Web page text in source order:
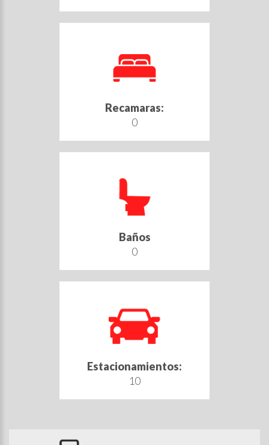
Recamaras:
0
Baños
0
Estacionamientos:
10